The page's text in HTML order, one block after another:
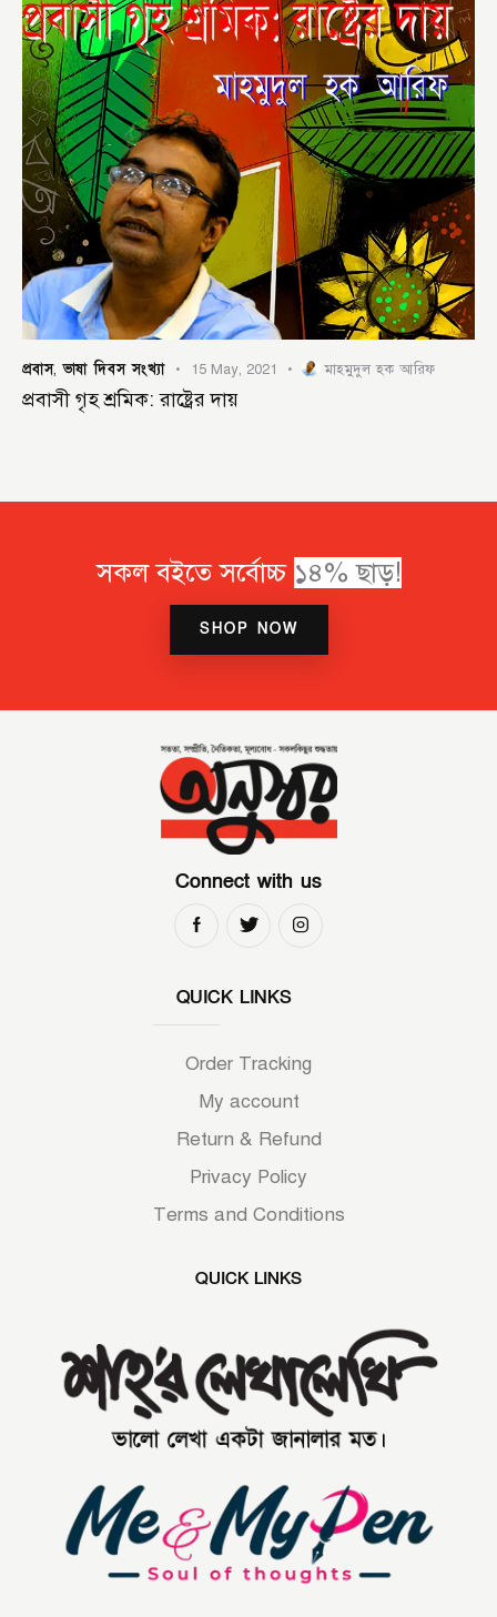
প্রবাস,ভাষা দিবস সংখ্যা 15 May, 2021 মাহমুদুল হক আরিফ
প্রবাসী গৃহ শ্রমিক: রাষ্ট্রের দায়
সকল বইতে সর্বোচ্চ
SHOP NOW
Connect with us
QUICK LINKS
Order Tracking
My account
Return & Refund
Privacy Policy
Terms and Conditions
QUICK LINKS